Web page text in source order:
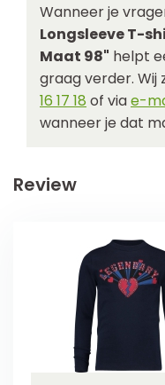
Wanneer je
Longsleeve T-
Maat 98" helpt
graag verder. Wij
16 17 18 of viae-
wanneer je dat
Review